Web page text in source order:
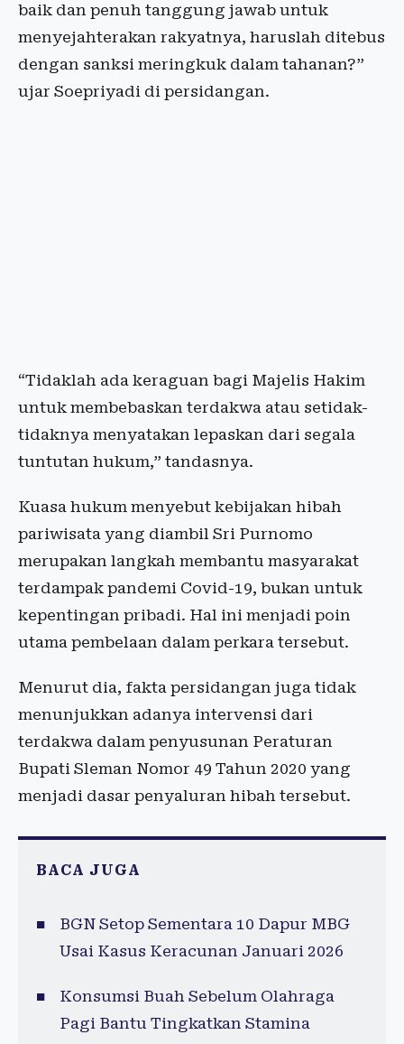
baik dan penuh tanggung jawab untuk
menyejahterakan rakyatnya, haruslah ditebus
dengan sanksi meringkuk dalam tahanan?”
ujar Soepriyadi di persidangan.
“Tidaklah ada keraguan bagi Majelis Hakim
untuk membebaskan terdakwa atau setidak-
tidaknya menyatakan lepaskan dari segala
tuntutan hukum,” tandasnya.
Kuasa hukum menyebut kebijakan hibah
pariwisata yang diambil Sri Purnomo
merupakan langkah membantu masyarakat
terdampak pandemi Covid-19, bukan untuk
kepentingan pribadi. Hal ini menjadi poin
utama pembelaan dalam perkara tersebut.
Menurut dia, fakta persidangan juga tidak
menunjukkan adanya intervensi dari
terdakwa dalam penyusunan Peraturan
Bupati Sleman Nomor 49 Tahun 2020 yang
menjadi dasar penyaluran hibah tersebut.
BACA JUGA
BGN Setop Sementara 10 Dapur MBG
Usai Kasus Keracunan Januari 2026
Konsumsi Buah Sebelum Olahraga
Pagi Bantu Tingkatkan Stamina